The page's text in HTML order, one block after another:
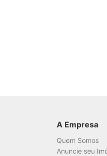
A Empresa
Quem Somos
Anuncie seu